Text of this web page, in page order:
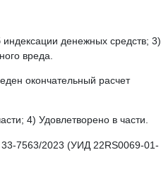
денежных средств; 3)
вреда.
окончательный расчет
4) Удовлетворено в части.
33-7563/2023 (УИД 22RS0069-01-